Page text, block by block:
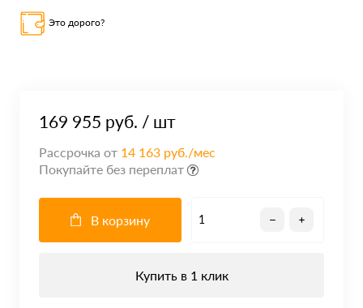
Это дорого?
169 955 руб. / шт
Рассрочка от 14 163 руб./мес
Покупайте без переплат
В корзину
Купить в 1 клик